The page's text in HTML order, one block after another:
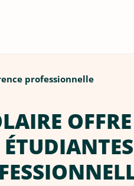
professionnelle